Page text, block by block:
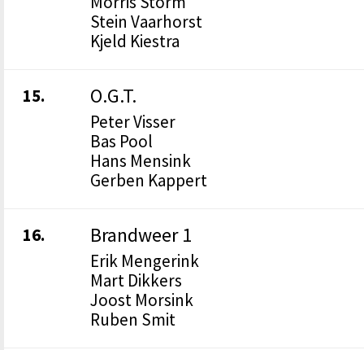
Stein Vaarhorst
Kjeld Kiestra
15. O.G.T.
Peter Visser
Bas Pool
Hans Mensink
Gerben Kappert
16. Brandweer 1
Erik Mengerink
Mart Dikkers
Joost Morsink
Ruben Smit